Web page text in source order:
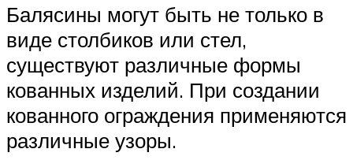
Балясины могут быть не только в
виде столбиков или стел,
существуют различные формы
кованных изделий. При создании
кованного ограждения применяются
различные узоры.